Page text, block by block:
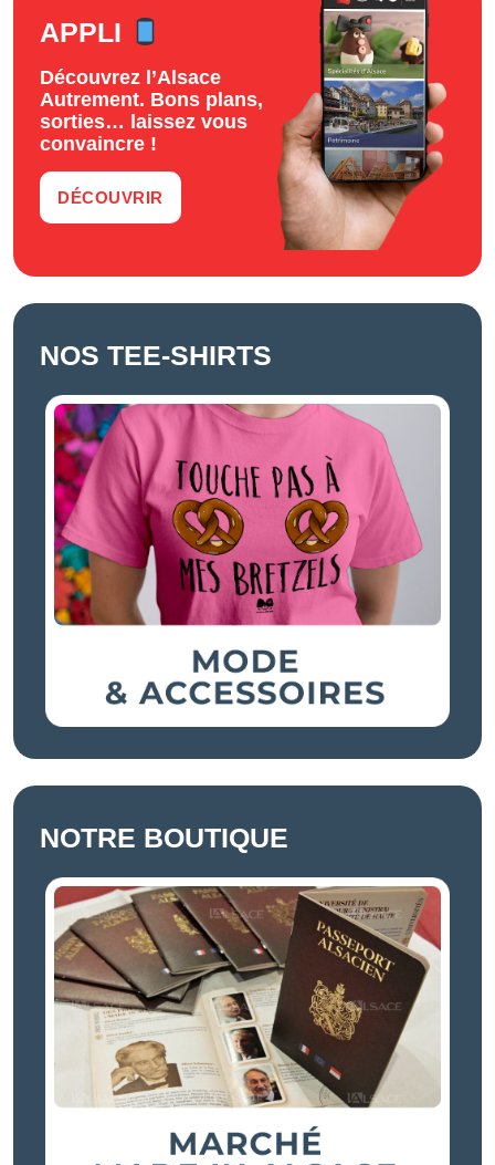
APPLI
Découvrez l’Alsace
Autrement. Bons plans,
sorties… laissez vous
convaincre !
DÉCOUVRIR
NOS TEE-SHIRTS
NOTRE BOUTIQUE